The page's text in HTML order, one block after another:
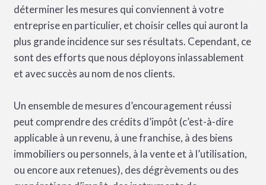
déterminer les mesures qui conviennent à votre
entreprise en particulier, et choisir celles qui auront la
plus grande incidence sur ses résultats. Cependant, ce
sont des efforts que nous déployons inlassablement
et avec succès au nom de nos clients.
Un ensemble de mesures d’encouragement réussi
peut comprendre des crédits d’impôt (c’est-à-dire
applicable à un revenu, à une franchise, à des biens
immobiliers ou personnels, à la vente et à l’utilisation,
ou encore aux retenues), des dégrèvements ou des